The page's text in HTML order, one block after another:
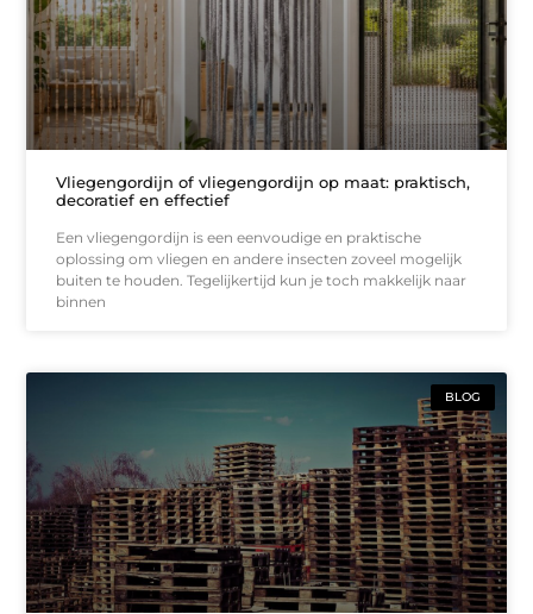
Vliegengordijn of vliegengordijn op maat: praktisch,
decoratief en effectief
Een vliegengordijn is een eenvoudige en praktische
oplossing om vliegen en andere insecten zoveel mogelijk
buiten te houden. Tegelijkertijd kun je toch makkelijk naar
binnen
BLOG